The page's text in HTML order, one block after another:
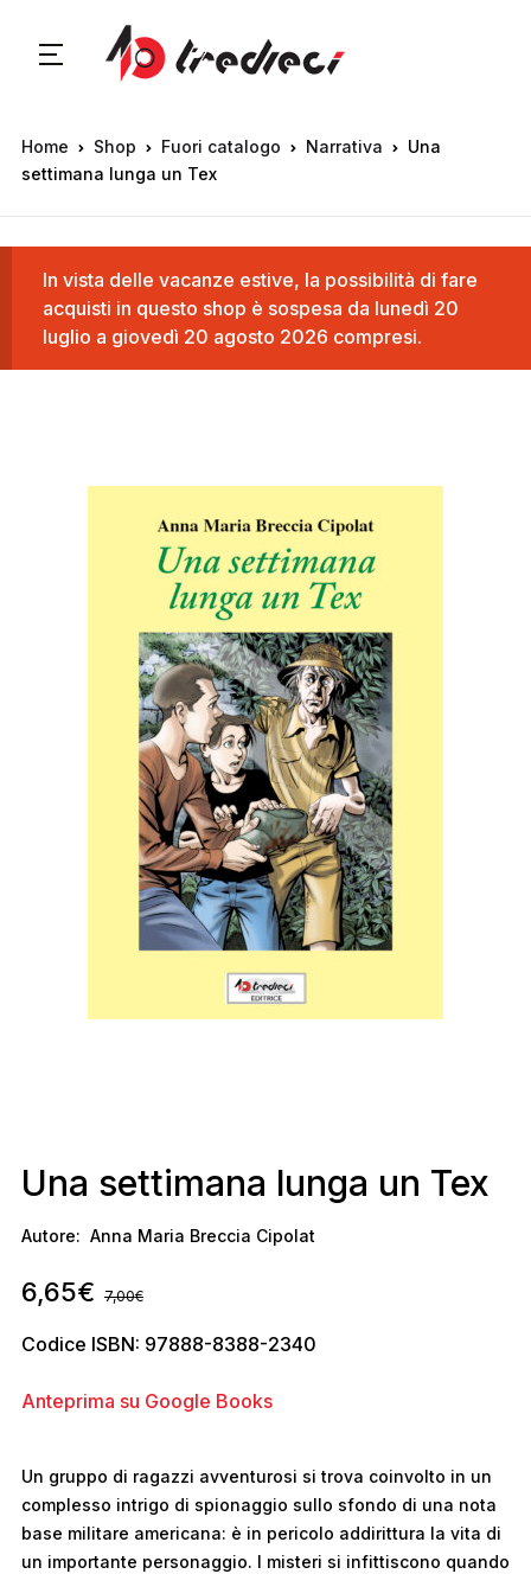
Home Shop Fuori catalogo Narrativa
Una
settimana lunga un Tex
In vista delle vacanze estive, la possibilità di fare
acquisti in questo shop è sospesa da lunedì 20
luglio a giovedì 20 agosto 2026 compresi.
Una settimana lunga un Tex
Autore: Anna Maria Breccia Cipolat
6,65€ 7,00€
Codice ISBN: 97888-8388-2340
Anteprima su Google Books
Un gruppo di ragazzi avventurosi si trova coinvolto in un
complesso intrigo di spionaggio sullo sfondo di una nota
base militare americana: è in pericolo addirittura la vita di
un importante personaggio. I misteri si infittiscono quando